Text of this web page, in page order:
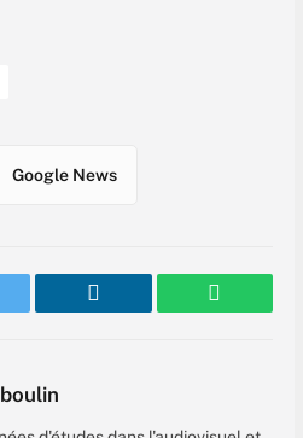
Google News
LinkedIn